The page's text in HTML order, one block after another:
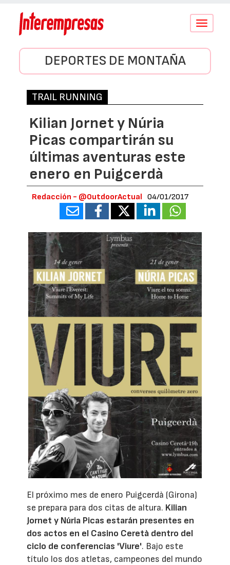
Conmutar
DEPORTES DE MONTAÑA
TRAIL RUNNING
Kilian Jornet y Núria
Picas compartirán su
últimas aventuras este
enero en Puigcerdà
Redacción - @OutdoorActual 04/01/2017
El próximo mes de enero Puigcerdà (Girona)
se prepara para dos citas de altura. Kilian
Jornet y Núria Picas estarán presentes en
dos actos en el Casino Ceretà dentro del
ciclo de conferencias 'Viure'. Bajo este
título los dos atletas, campeones del mundo